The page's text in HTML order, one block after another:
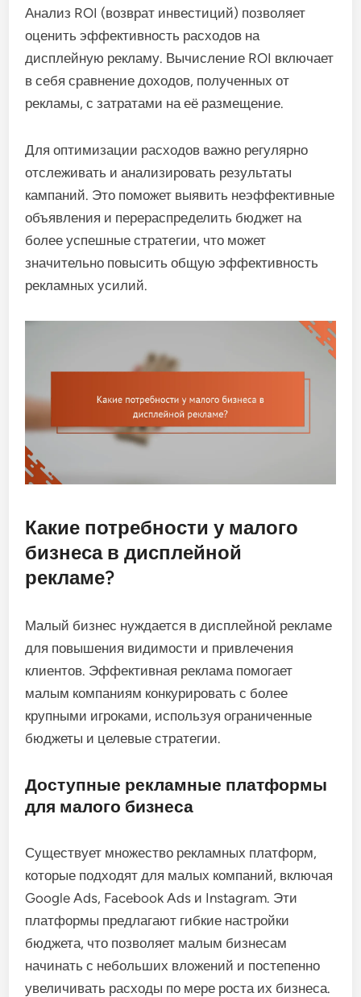
Анализ ROI (возврат инвестиций) позволяет
оценить эффективность расходов на
дисплейную рекламу. Вычисление ROI включает
в себя сравнение доходов, полученных от
рекламы, с затратами на её размещение.
Для оптимизации расходов важно регулярно
отслеживать и анализировать результаты
кампаний. Это поможет выявить неэффективные
объявления и перераспределить бюджет на
более успешные стратегии, что может
значительно повысить общую эффективность
рекламных усилий.
Какие потребности у малого
бизнеса в дисплейной
рекламе?
Малый бизнес нуждается в дисплейной рекламе
для повышения видимости и привлечения
клиентов. Эффективная реклама помогает
малым компаниям конкурировать с более
крупными игроками, используя ограниченные
бюджеты и целевые стратегии.
Доступные рекламные платформы
для малого бизнеса
Существует множество рекламных платформ,
которые подходят для малых компаний, включая
Google Ads, Facebook Ads и Instagram. Эти
платформы предлагают гибкие настройки
бюджета, что позволяет малым бизнесам
начинать с небольших вложений и постепенно
увеличивать расходы по мере роста их бизнеса.